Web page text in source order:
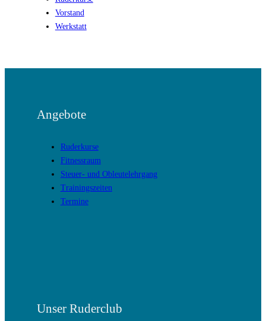
Vorstand
Werkstatt
Angebote
Ruderkurse
Fitnessraum
Steuer- und Obleutelehrgang
Trainingszeiten
Termine
Unser Ruderclub